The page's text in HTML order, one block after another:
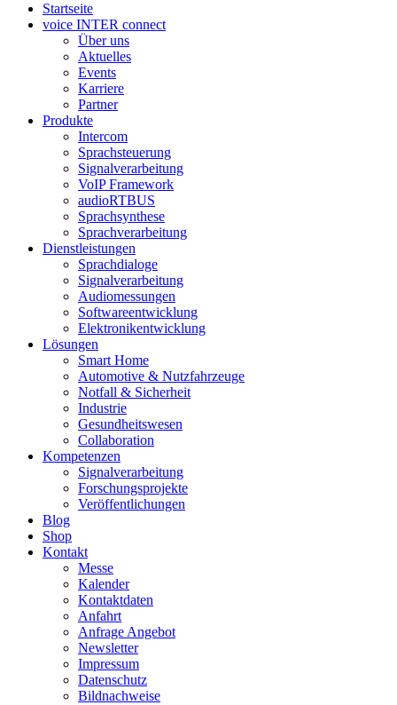
Startseite
voice INTER connect
Über uns
Aktuelles
Events
Karriere
Partner
Produkte
Intercom
Sprachsteuerung
Signalverarbeitung
VoIP Framework
audioRTBUS
Sprachsynthese
Sprachverarbeitung
Dienstleistungen
Sprachdialoge
Signalverarbeitung
Audiomessungen
Softwareentwicklung
Elektronikentwicklung
Lösungen
Smart Home
Automotive & Nutzfahrzeuge
Notfall & Sicherheit
Industrie
Gesundheitswesen
Collaboration
Kompetenzen
Signalverarbeitung
Forschungsprojekte
Veröffentlichungen
Blog
Shop
Kontakt
Messe
Kalender
Kontaktdaten
Anfahrt
Anfrage Angebot
Newsletter
Impressum
Datenschutz
Bildnachweise